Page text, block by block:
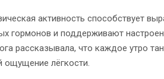
активность способствует
гормонов и поддерживают
рассказывала, что каждое утро
ощущение лёгкости.